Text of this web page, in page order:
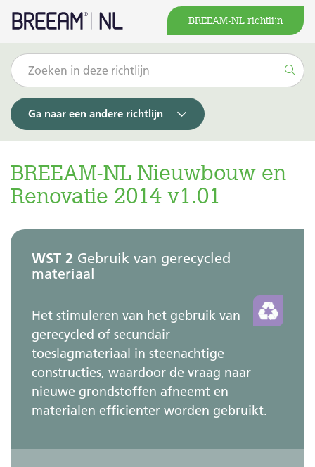
BREEAM-NL richtlijn
Ga naar een andere richtlijn
BREEAM-NL Nieuwbouw en
Renovatie 2014 v1.01
WST 2 Gebruik van gerecycled
materiaal
Het stimuleren van het gebruik van
gerecycled of secundair
toeslagmateriaal in steenachtige
constructies, waardoor de vraag naar
nieuwe grondstoffen afneemt en
materialen efficienter worden gebruikt.